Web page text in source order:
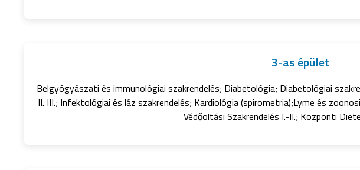
3-as épület
Belgyógyászati és immunológiai szakrendelés; Diabetológia; Diabetológiai
II. III.; Infektológiai és láz szakrendelés; Kardiológia (spirometria);Lyme és
Védőoltási Szakrendelés I.-II.; Központi